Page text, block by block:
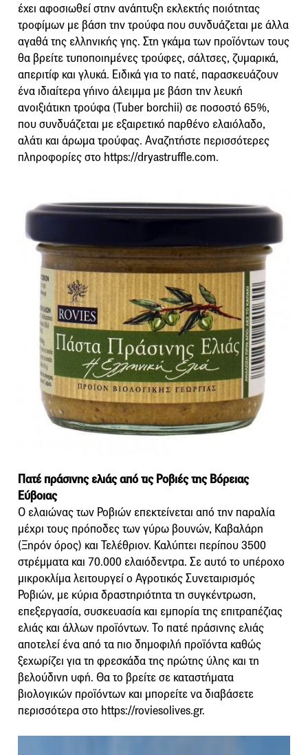
έχει αφοσιωθεί στην ανάπτυξη εκλεκτής ποιότητας
τροφίμων με βάση την τρούφα που συνδυάζεται με άλλα
αγαθά της ελληνικής γης. Στη γκάμα των προϊόντων τους
θα βρείτε τυποποιημένες τρούφες, σάλτσες, ζυμαρικά,
απεριτίφ και γλυκά. Ειδικά για το πατέ, παρασκευάζουν
ένα ιδιαίτερα γήινο άλειμμα με βάση την λευκή
ανοιξιάτικη τρούφα (Tuber borchii) σε ποσοστό 65%,
που συνδυάζεται με εξαιρετικό παρθένο ελαιόλαδο,
αλάτι και άρωμα τρούφας. Αναζητήστε περισσότερες
πληροφορίες στο https://dryastruffle.com.
Πατέ πράσινης ελιάς από τις Ροβιές της Βόρειας
Εύβοιας
Ο ελαιώνας των Ροβιών επεκτείνεται από την παραλία
μέχρι τους πρόποδες των γύρω βουνών, Καβαλάρη
(Ξηρόν όρος) και Τελέθριον. Καλύπτει περίπου 3500
στρέμματα και 70.000 ελαιόδεντρα. Σε αυτό το υπέροχο
μικροκλίμα λειτουργεί ο Αγροτικός Συνεταιρισμός
Ροβιών, με κύρια δραστηριότητα τη συγκέντρωση,
επεξεργασία, συσκευασία και εμπορία της επιτραπέζιας
ελιάς και άλλων προϊόντων. Το πατέ πράσινης ελιάς
αποτελεί ένα από τα πιο δημοφιλή προϊόντα καθώς
ξεχωρίζει για τη φρεσκάδα της πρώτης ύλης και τη
βελούδινη υφή. Θα το βρείτε σε καταστήματα
βιολογικών προϊόντων και μπορείτε να διαβάσετε
περισσότερα στο https://roviesolives.gr.